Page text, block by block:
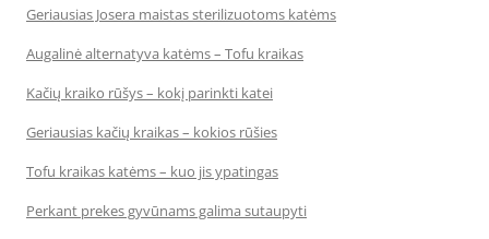
Geriausias Josera maistas sterilizuotoms katėms
Augalinė alternatyva katėms – Tofu kraikas
Kačių kraiko rūšys – kokį parinkti katei
Geriausias kačių kraikas – kokios rūšies
Tofu kraikas katėms – kuo jis ypatingas
Perkant prekes gyvūnams galima sutaupyti